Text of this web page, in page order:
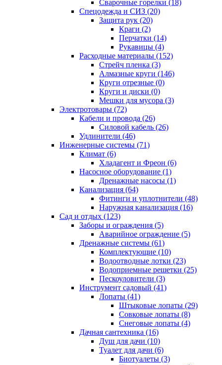
Сварочные горелки (18)
Спецодежда и СИЗ (20)
Защита рук (20)
Краги (2)
Перчатки (14)
Рукавицы (4)
Расходные материалы (152)
Стрейч пленка (3)
Алмазные круги (146)
Круги отрезные (0)
Круги и диски (0)
Мешки для мусора (3)
Электротовары (72)
Кабели и провода (26)
Силовой кабель (26)
Удлинители (46)
Инженерные системы (71)
Климат (6)
Хладагент и Фреон (6)
Насосное оборудование (1)
Дренажные насосы (1)
Канализация (64)
Фитинги и уплотнители (48)
Наружная канализация (16)
Сад и отдых (123)
Заборы и ограждения (5)
Аварийное ограждение (5)
Дренажные системы (61)
Комплектующие (10)
Водоотводные лотки (23)
Водоприемные решетки (25)
Пескоуловители (3)
Инструмент садовый (41)
Лопаты (41)
Штыковые лопаты (29)
Совковые лопаты (8)
Снеговые лопаты (4)
Дачная сантехника (16)
Душ для дачи (10)
Туалет для дачи (6)
Биотуалеты (3)